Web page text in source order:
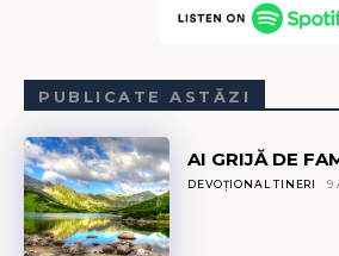
PUBLICATE ASTĂZI
AI GRIJĂ DE
DEVOȚIONAL TINERI 9